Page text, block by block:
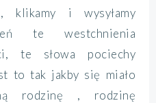
klikamy i wysyłamy
te westchnienia
te słowa pociechy
to tak jakby się miało
rodzinę , rodzinę